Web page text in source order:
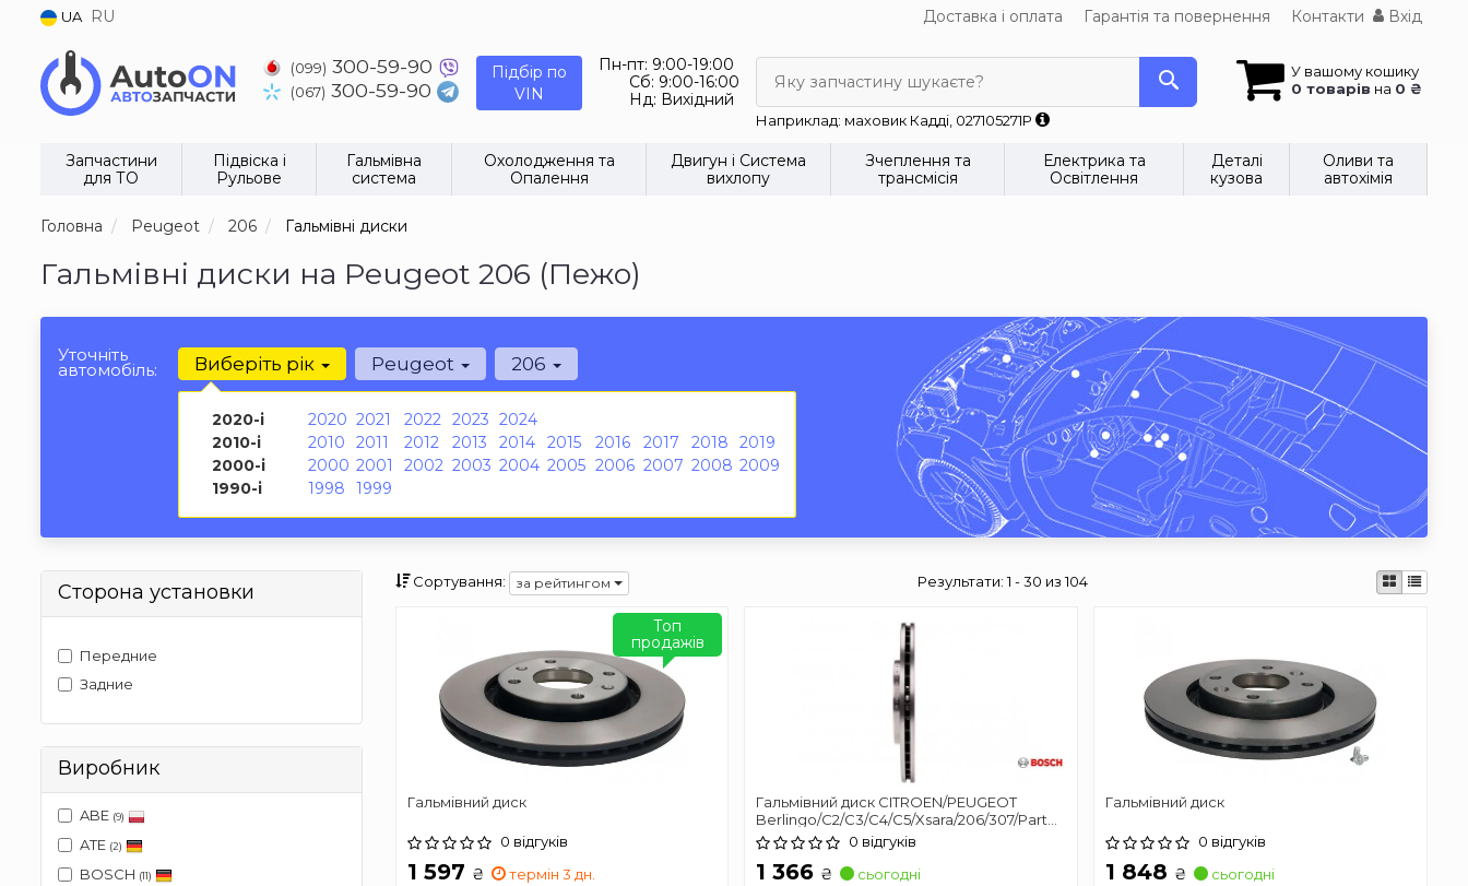
UA RU Доставка і оплата Гарантія та повернення Контакти Вхід
(099) 300-59-90
(067) 300-59-90
Підбір по
VIN
Пн-пт: 9:00-19:00
Сб: 9:00-16:00
Нд: Вихідний
У вашому кошику
0 товарів на 0 ₴
Яку запчастину шукаєте?
Наприклад: маховик Кадді, 027105271P
Запчастини
для ТО
Підвіска і
Рульове
Гальмівна
система
Охолодження та
Опалення
Двигун і Система
вихлопу
Зчеплення та
трансмісія
Електрика та
Освітлення
Деталі
кузова
Оливи та
автохімія
Головна Peugeot 206 Гальмівні диски
Гальмівні диски на Peugeot 206 (Пежо)
Уточніть
автомобіль: Виберіть рік
2020-і 2020 2021 2022 2023 2024
2010-і
2010 2011 2012 2013 2014 2015 2016 2017 2018
2019
2000-і
2000 2001 2002 2003 2004 2005 2006 2007 2008 2009
1990-і
1998 1999
Peugeot 206
Сторона установки
Передние
Задние
Виробник
ABE (9)
ATE (2)
BOSCH (11)
Сортування: за рейтингом Результати:1 - 30 из 104
Гальмівний диск
0 відгуків
1 597 ₴
термін 3 дн.
Топ
продажів
Гальмівний диск CITROEN/PEUGEOT
Berlingo/C2/C3/C4/C5/Xsara/206/307/Partner
PR2
0 відгуків
1 366 ₴
сьогодні
Гальмівний диск
0 відгуків
1 848 ₴
сьогодні